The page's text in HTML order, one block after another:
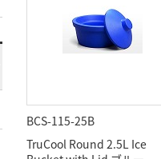
BCS-115-25B
TruCool Round 2.5L Ice